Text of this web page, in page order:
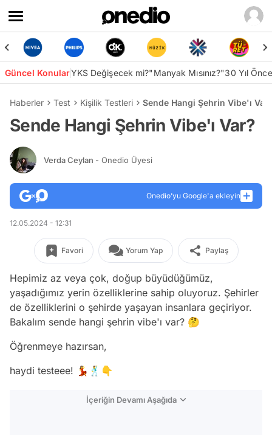
Güncel KonularYKS Değişecek mi?"Manyak Mısınız?"30 Yıl
Haberler Test Kişilik Testleri Sende Hangi Şehrin Vibe'ı
Sende Hangi Şehrin Vibe'ı Var?
Verda Ceylan - Onedio Üyesi
Onedio’yu Google'a ekleyin
12.05.2024 - 12:31
Favori Yorum Yap Paylaş
Hepimiz az veya çok, doğup büyüdüğümüz,
yaşadığımız yerin özelliklerine sahip oluyoruz. Şehirler
de özelliklerini o şehirde yaşayan insanlara geçiriyor.
Bakalım sende hangi şehrin vibe'ı var? 🤔
Öğrenmeye hazırsan,
haydi testeee! 💃🕺👇
İçeriğin Devamı Aşağıda